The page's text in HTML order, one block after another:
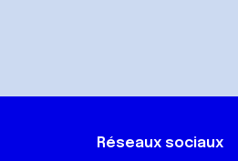
Réseaux sociaux